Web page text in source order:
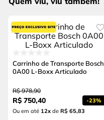
Carrinho de Transporte Bosch
0A00 L-Boxx Articulado
R$ 978,90
R$ 750,40 -23%
Ou em até 12x de R$ 65,83